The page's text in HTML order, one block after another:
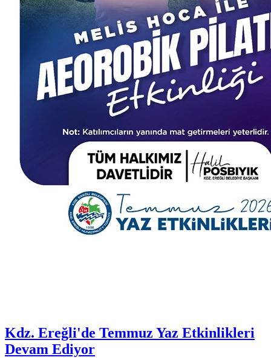
Kdz. Ereğli'de Temmuz Yaz Etkinlikleri
Devam Ediyor